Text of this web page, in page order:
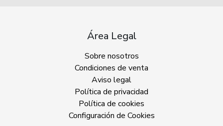
Área Legal
Sobre nosotros
Condiciones de venta
Aviso legal
Política de privacidad
Política de cookies
Configuración de Cookies